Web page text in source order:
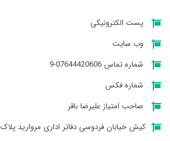
پست الکترونیکی
وب سایت
شماره تماس 07644420606-9
شماره فکس
صاحب امتیاز علیرضا باقر
کیش خیابان فردوسی دفاتر اداری مروارید پلاک 717